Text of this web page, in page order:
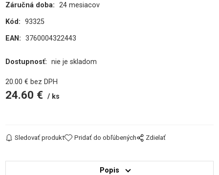
Záručná doba: 24 mesiacov
Kód: 93325
EAN: 3760004322443
Dostupnosť: nie je skladom
20.00 € bez DPH
24.60 € ks
Sledovať produkt Pridať do obľúbených Zdielať
Popis